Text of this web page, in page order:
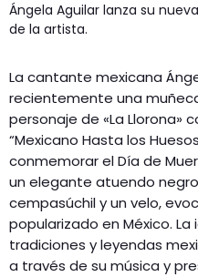
Ángela Aguilar lanza su
de la artista.
La cantante mexicana
recientemente una
personaje de «La Llorona»
“Mexicano Hasta los
conmemorar el Día de
un elegante atuendo
cempasúchil y un velo,
popularizado en México.
tradiciones y leyendas
a través de su música y